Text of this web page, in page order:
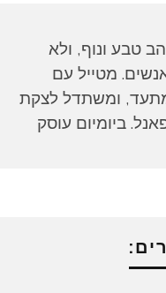
טבע ונוף, ולא
מטייל עם
ומשתדל לצקת
ביומיום עוסק